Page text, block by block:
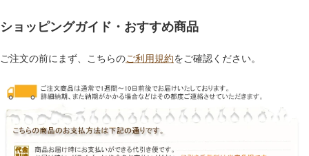
ショッピングガイド・おすすめ商品
ご注文の前にまず、こちらのご利用規約をご確認ください。